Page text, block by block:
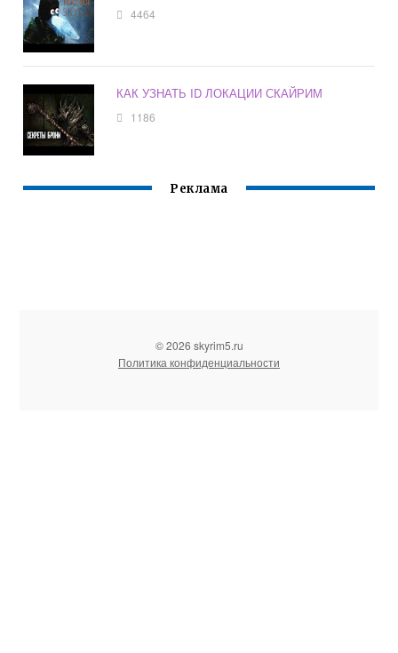
4464
КАК УЗНАТЬ ID ЛОКАЦИИ СКАЙРИМ
1186
Реклама
© 2026 skyrim5.ru
Политика конфиденциальности